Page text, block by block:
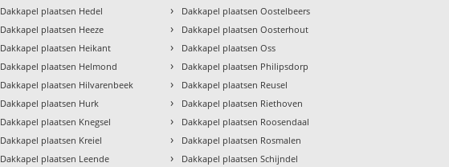
Dakkapel plaatsen Hedel
Dakkapel plaatsen Heeze
Dakkapel plaatsen Heikant
Dakkapel plaatsen Helmond
Dakkapel plaatsen Hilvarenbeek
Dakkapel plaatsen Hurk
Dakkapel plaatsen Knegsel
Dakkapel plaatsen Kreiel
Dakkapel plaatsen Leende
› Dakkapel plaatsen Oostelbeers
› Dakkapel plaatsen Oosterhout
› Dakkapel plaatsen Oss
› Dakkapel plaatsen Philipsdorp
› Dakkapel plaatsen Reusel
› Dakkapel plaatsen Riethoven
› Dakkapel plaatsen Roosendaal
› Dakkapel plaatsen Rosmalen
› Dakkapel plaatsen Schijndel